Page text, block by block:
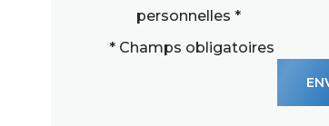
personnelles *
* Champs obligatoires